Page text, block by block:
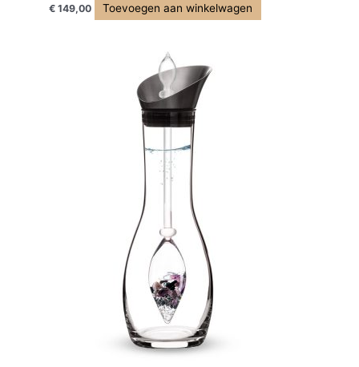
€ 149,00 Toevoegen aan winkelwagen